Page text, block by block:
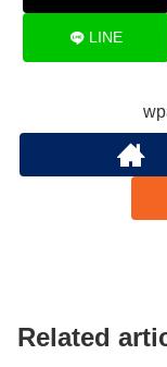
LINE
Related